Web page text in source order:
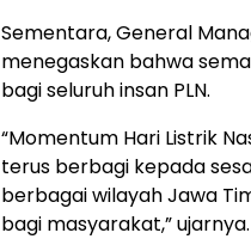
Sementara, General
menegaskan bahwa
bagi seluruh insan PLN.
“Momentum Hari Listrik
terus berbagi kepada
berbagai wilayah Jawa
bagi masyarakat,” ujarnya.